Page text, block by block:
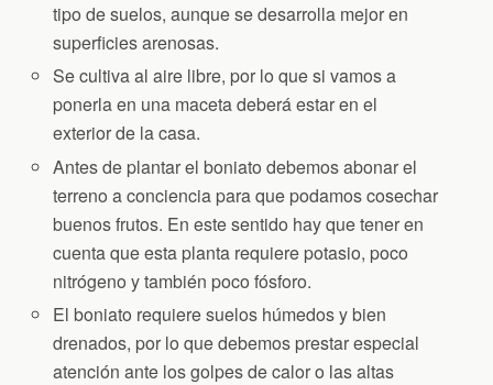
tipo de suelos, aunque se desarrolla mejor en
superficies arenosas.
Se cultiva al aire libre, por lo que si vamos a
ponerla en una maceta deberá estar en el
exterior de la casa.
Antes de plantar el boniato debemos abonar el
terreno a conciencia para que podamos cosechar
buenos frutos. En este sentido hay que tener en
cuenta que esta planta requiere potasio, poco
nitrógeno y también poco fósforo.
El boniato requiere suelos húmedos y bien
drenados, por lo que debemos prestar especial
atención ante los golpes de calor o las altas